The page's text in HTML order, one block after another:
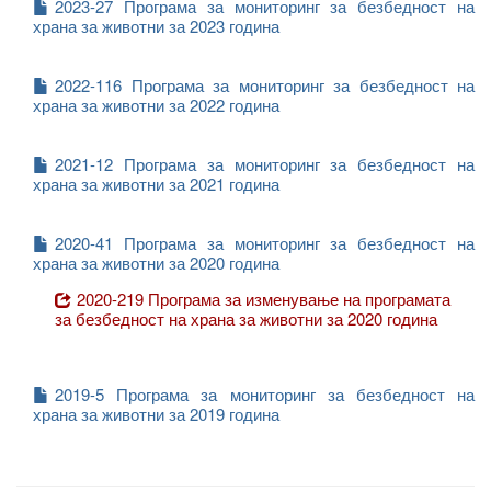
2023-27 Програма за мониторинг за безбедност на
храна за животни за 2023 година
2022-116 Програма за мониторинг за безбедност на
храна за животни за 2022 година
2021-12 Програма за мониторинг за безбедност на
храна за животни за 2021 година
2020-41 Програма за мониторинг за безбедност на
храна за животни за 2020 година
2020-219 Програма за изменување на програмата
за безбедност на храна за животни за 2020 година
2019-5 Програма за мониторинг за безбедност на
храна за животни за 2019 година